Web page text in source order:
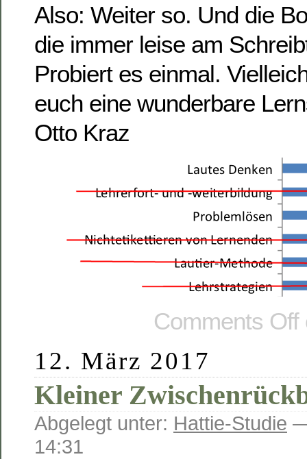
Also: Weiter so. Und die
die immer leise am
Probiert es einmal.
euch eine wunderbare
Otto Kraz
Comments Off
12. März 2017
Kleiner
Abgelegt unter: Hattie-Studie
14:31